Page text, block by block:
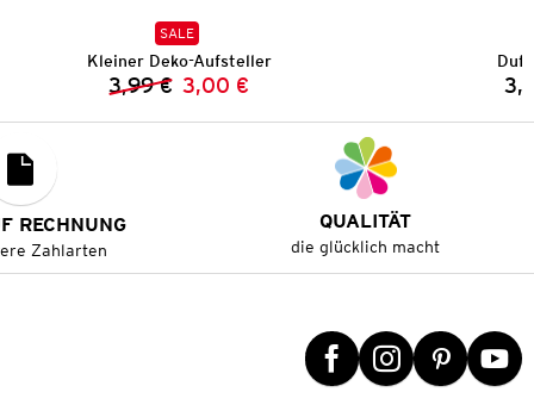
SALE
Kleiner Deko-Aufsteller
Vorheriger Preis:
3,99 € Neuer Preis:
3,00 €
RECHNUNG
Zahlarten
QUALITÄT
die glücklich macht